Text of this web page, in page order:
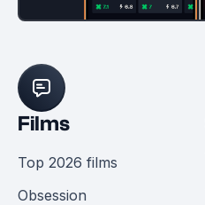
Films
Top 2026 films
Obsession